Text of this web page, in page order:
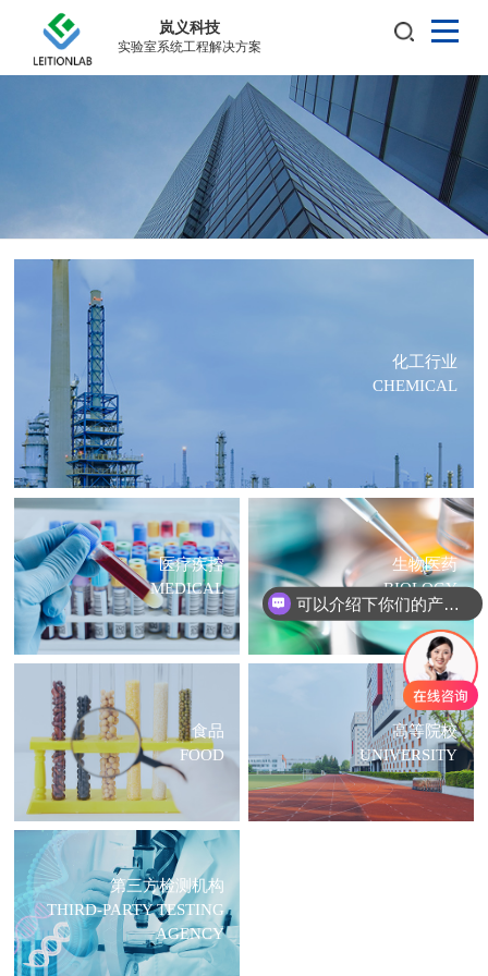
岚义科技
实验室系统工程解决方案
化工行业
CHEMICAL
医疗疾控
MEDICAL
生物医药
BIOLOGY
食品
FOOD
高等院校
UNIVERSITY
第三方检测机构
THIRD-PARTY TESTING
AGENCY
可以介绍下你们的产品么？